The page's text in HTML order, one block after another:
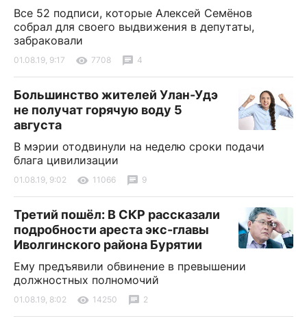
Все 52 подписи, которые Алексей Семёнов
собрал для своего выдвижения в депутаты,
забраковали
01.08.19, 9:17 7708 4
Большинство жителей Улан-Удэ
не получат горячую воду 5
августа
В мэрии отодвинули на неделю сроки подачи
блага цивилизации
01.08.19, 9:02 11066 9
Третий пошёл: В СКР рассказали
подробности ареста экс-главы
Иволгинского района Бурятии
Ему предъявили обвинение в превышении
должностных полномочий
01.08.19, 8:02 14250 2